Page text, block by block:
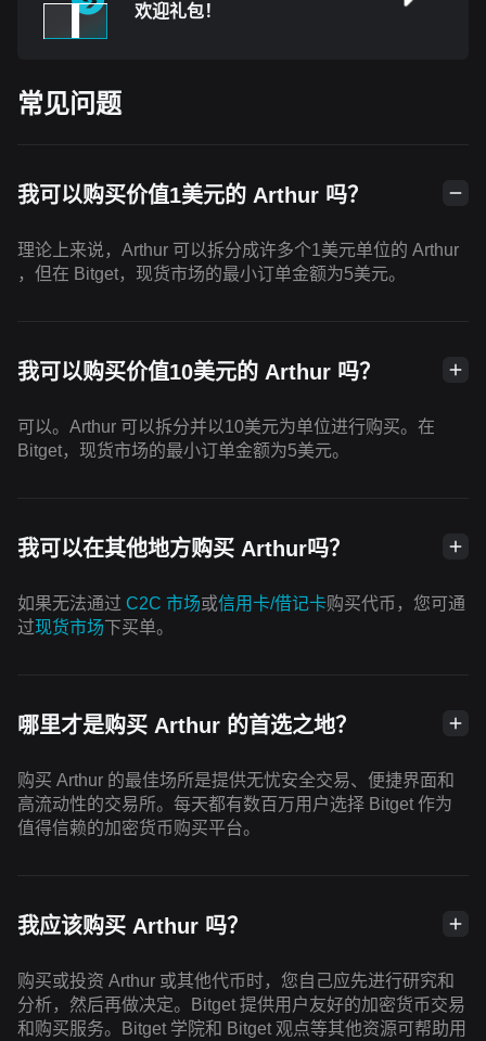
欢迎礼包！
常见问题
我可以购买价值1美元的 Arthur 吗？
理论上来说，Arthur 可以拆分成许多个1美元单位的 Arthur
，但在 Bitget，现货市场的最小订单金额为5美元。
我可以购买价值10美元的 Arthur 吗？
可以。Arthur 可以拆分并以10美元为单位进行购买。在
Bitget，现货市场的最小订单金额为5美元。
我可以在其他地方购买 Arthur吗？
如果无法通过 C2C 市场或信用卡/借记卡购买代币，您可通
过现货市场下买单。
哪里才是购买 Arthur 的首选之地？
购买 Arthur 的最佳场所是提供无忧安全交易、便捷界面和
高流动性的交易所。每天都有数百万用户选择 Bitget 作为
值得信赖的加密货币购买平台。
我应该购买 Arthur 吗？
购买或投资 Arthur 或其他代币时，您自己应先进行研究和
分析，然后再做决定。Bitget 提供用户友好的加密货币交易
和购买服务。Bitget 学院和 Bitget 观点等其他资源可帮助用